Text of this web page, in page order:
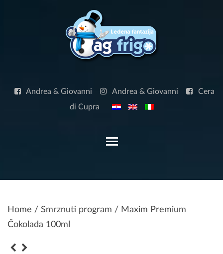
Andrea & Giovanni Andrea & Giovanni Cera
di Cupra
Home / Smrznuti program / Maxim Premium
Čokolada 100ml